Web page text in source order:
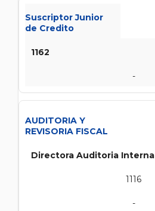
Suscriptor Junior
de Credito
1162
-
AUDITORIA Y
REVISORIA FISCAL
Directora Auditoria Interna
1116
-